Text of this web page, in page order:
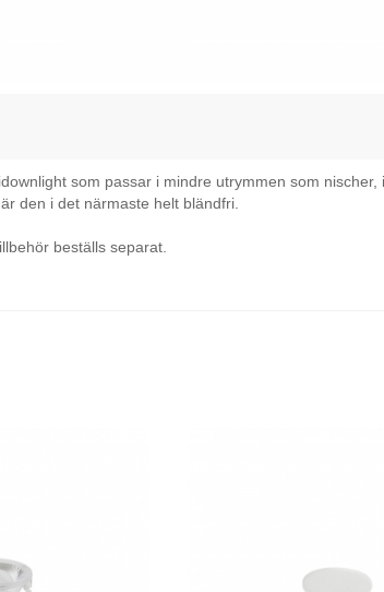
som passar i mindre utrymmen som nischer,
den i det närmaste helt bländfri.
beställs separat.